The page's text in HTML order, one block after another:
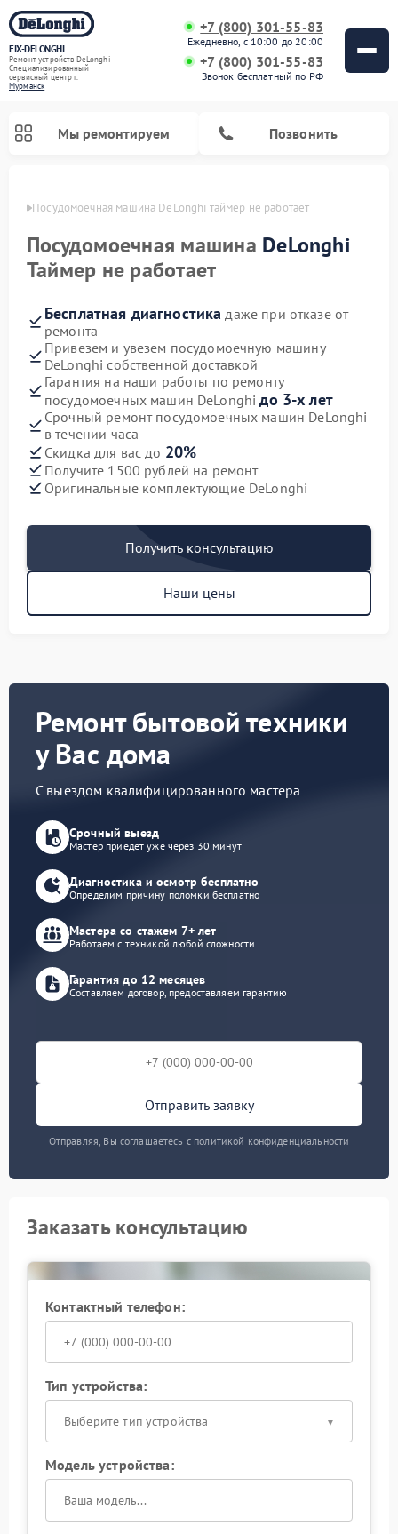
FIX-DELONGHI
Ремонт устройств DeLonghi
Специализированный
cервисный центр г.
Мурманск
+7 (800) 301-55-83
Ежедневно, с 10:00 до 20:00
+7 (800) 301-55-83
Звонок бесплатный по РФ
Мы ремонтируем Позвонить
Посудомоечная машина DeLonghi таймер не работает
Посудомоечная машина DeLonghi
Таймер не работает
Бесплатная диагностика даже при отказе от
ремонта
Привезем и увезем посудомоечную машину
DeLonghi собственной доставкой
Гарантия на наши работы по ремонту
посудомоечных машин DeLonghiдо 3-х лет
Срочный ремонт посудомоечных машин DeLonghi
в течении часа
Скидка для вас до 20%
Получите 1500 рублей на ремонт
Оригинальные комплектующие DeLonghi
Получить консультацию
Наши цены
Ремонт бытовой техники
у Вас дома
С выездом квалифицированного мастера
Срочный выезд
Мастер приедет уже через 30 минут
Диагностика и осмотр бесплатно
Определим причину поломки бесплатно
Мастера со стажем 7+ лет
Работаем с техникой любой сложности
Гарантия до 12 месяцев
Составляем договор, предоставляем гарантию
Отправить заявку
Отправляя, Вы соглашаетесь с политикой конфиденциальности
Заказать консультацию
Контактный телефон:
Тип устройства:
Выберите тип устройства
Модель устройства: